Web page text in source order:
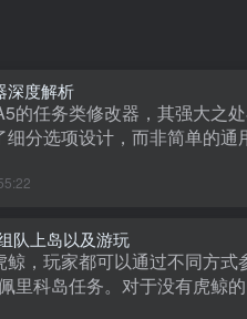
深度解析
的任务类修改器，其强大之
细分选项设计，而非简单的通
对于“免费辅助线上小助手”仍
队上岛以及游玩
鲸，玩家都可以通过不同方式
里科岛任务。对于没有虎鲸